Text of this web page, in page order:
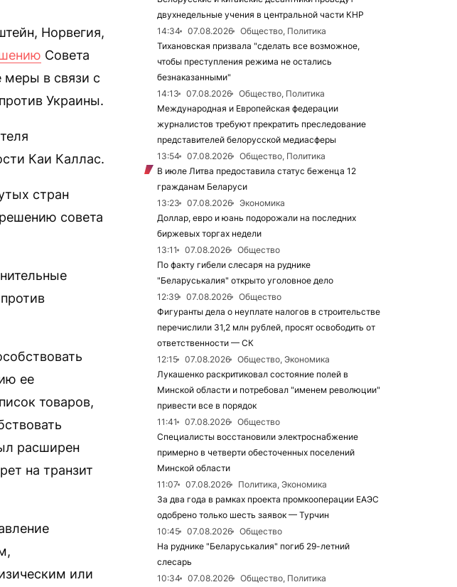
Норвегия,
Совета
меры в связи с
Украины.
Каи Каллас.
стран
совета
ее
товаров,
расширен
на транзит
или
двухнедельные учения в центральной части КНР
14:34
07.08.2026
Общество, Политика
Тихановская призвала "сделать все возможное,
чтобы преступления режима не остались
безнаказанными"
14:13
07.08.2026
Общество, Политика
Международная и Европейская федерации
журналистов требуют прекратить преследование
представителей белорусской медиасферы
13:54
07.08.2026
Общество, Политика
В июле Литва предоставила статус беженца 12
гражданам Беларуси
13:23
07.08.2026
Экономика
Доллар, евро и юань подорожали на последних
биржевых торгах недели
13:11
07.08.2026
Общество
По факту гибели слесаря на руднике
"Беларуськалия" открыто уголовное дело
12:39
07.08.2026
Общество
Фигуранты дела о неуплате налогов в строительстве
перечислили 31,2 млн рублей, просят освободить от
ответственности — СК
12:15
07.08.2026
Общество, Экономика
Лукашенко раскритиковал состояние полей в
Минской области и потребовал "именем революции"
привести все в порядок
11:41
07.08.2026
Общество
Специалисты восстановили электроснабжение
примерно в четверти обесточенных поселений
Минской области
11:07
07.08.2026
Политика, Экономика
За два года в рамках проекта промкооперации ЕАЭС
одобрено только шесть заявок — Турчин
10:45
07.08.2026
Общество
На руднике "Беларуськалия" погиб 29-летний
слесарь
10:34
07.08.2026
Общество, Политика